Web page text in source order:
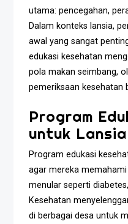
utama: pencegahan,
Dalam konteks lansia,
awal yang sangat
edukasi kesehatan
pola makan seimbang,
pemeriksaan kesehatan
Program
untuk Lansia
Program edukasi
agar mereka
menular seperti
Kesehatan
di berbagai desa untuk